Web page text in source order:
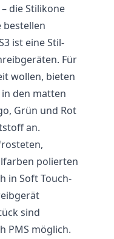
die Stilikone
bestellen
ist eine Stil-
Für
wollen, bieten
den matten
Grün und Rot
an.
polierten
in Soft Touch-
sind
PMS möglich.